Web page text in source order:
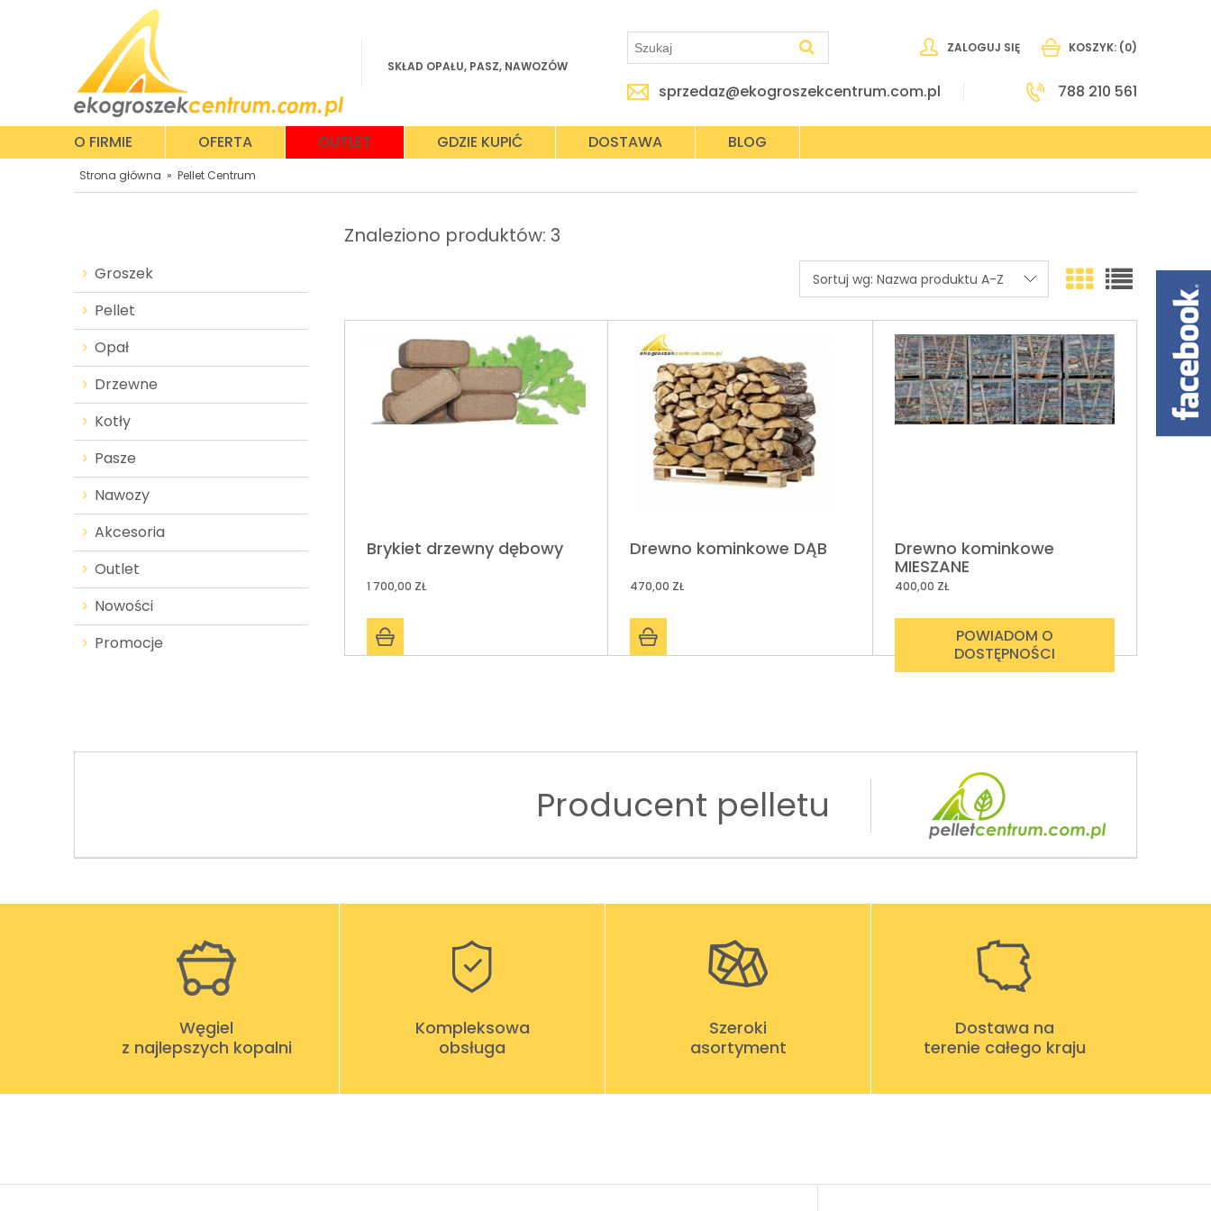
SKŁAD OPAŁU, PASZ, NAWOZÓW
ZALOGUJ SIĘ KOSZYK: (0)
sprzedaz@ekogroszekcentrum.com.pl 788 210 561
O FIRMIE OFERTA OUTLET GDZIE KUPIĆ DOSTAWA BLOG
Strona główna » Pellet Centrum
Groszek
Pellet
Opał
Drzewne
Kotły
Pasze
Nawozy
Akcesoria
Outlet
Nowości
Promocje
Znaleziono produktów: 3
Sortuj wg: Nazwa produktu A-Z
Brykiet drzewny dębowy
1 700,00 ZŁ
Drewno kominkowe DĄB
470,00 ZŁ
Drewno kominkowe
MIESZANE
400,00 ZŁ
POWIADOM O
DOSTĘPNOŚCI
Producent pelletu
Węgiel
z najlepszych kopalni
Kompleksowa
obsługa
Szeroki
asortyment
Dostawa na
terenie całego kraju